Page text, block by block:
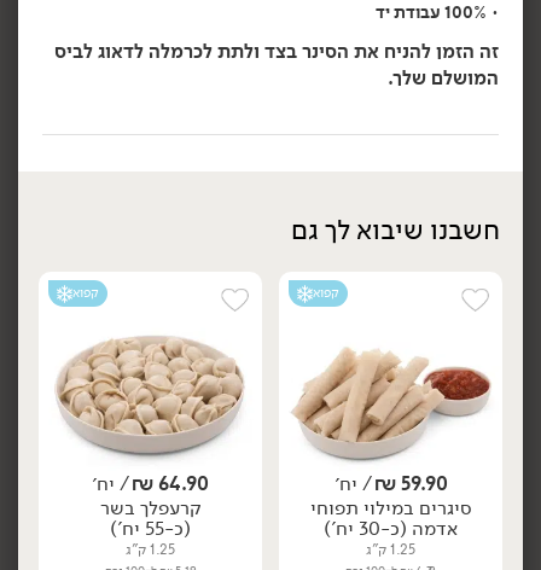
יח׳
עלי גפן ממולאים -
הממולאים של כרמלה
הוספה לסל הוספה לסל
קפוא קפוא
100% עבודת יד
זה הזמן להניח את הסינר בצד ולתת לכרמלה לדאוג לביס
המושלם שלך.
חשבנו שיבוא לך גם
קפוא
59.90
₪/ יח׳
סיגרים במילוי תפוחי
אדמה (כ-30 יח')
1.25 ק"ג
קפוא
64.90
₪/ יח׳
קרעפלך בשר
(כ-55 יח')
1.25 ק"ג